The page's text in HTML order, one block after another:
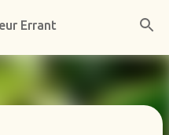
principal
Errant